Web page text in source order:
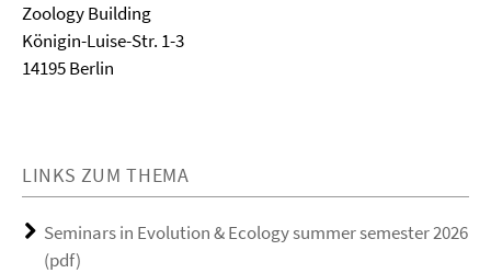
Zoology Building
Königin-Luise-Str. 1-3
14195 Berlin
LINKS ZUM THEMA
Seminars in Evolution & Ecology summer semester 2026
(pdf)